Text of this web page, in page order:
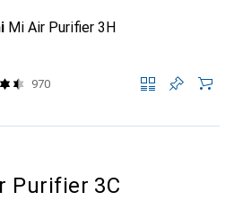
Mi Air Purifier 3H
970
Purifier 3C